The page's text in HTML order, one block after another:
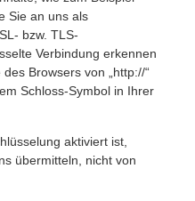
Sie an uns als
bzw. TLS-
Verbindung erkennen
Browsers von „http://“
Schloss-Symbol in Ihrer
aktiviert ist,
übermitteln, nicht von